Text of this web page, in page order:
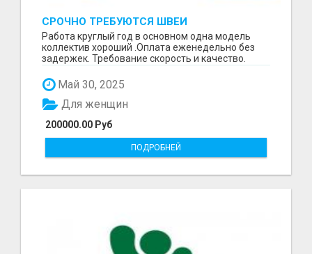
СРОЧНО ТРЕБУЮТСЯ ШВЕИ
Работа круглый год в основном одна модель
коллектив хороший .Оплата еженедельно без
задержек. Требование скорость и качество.
Май 30, 2025
200000.00 Руб
Для женщин
ПОДРОБНЕЙ